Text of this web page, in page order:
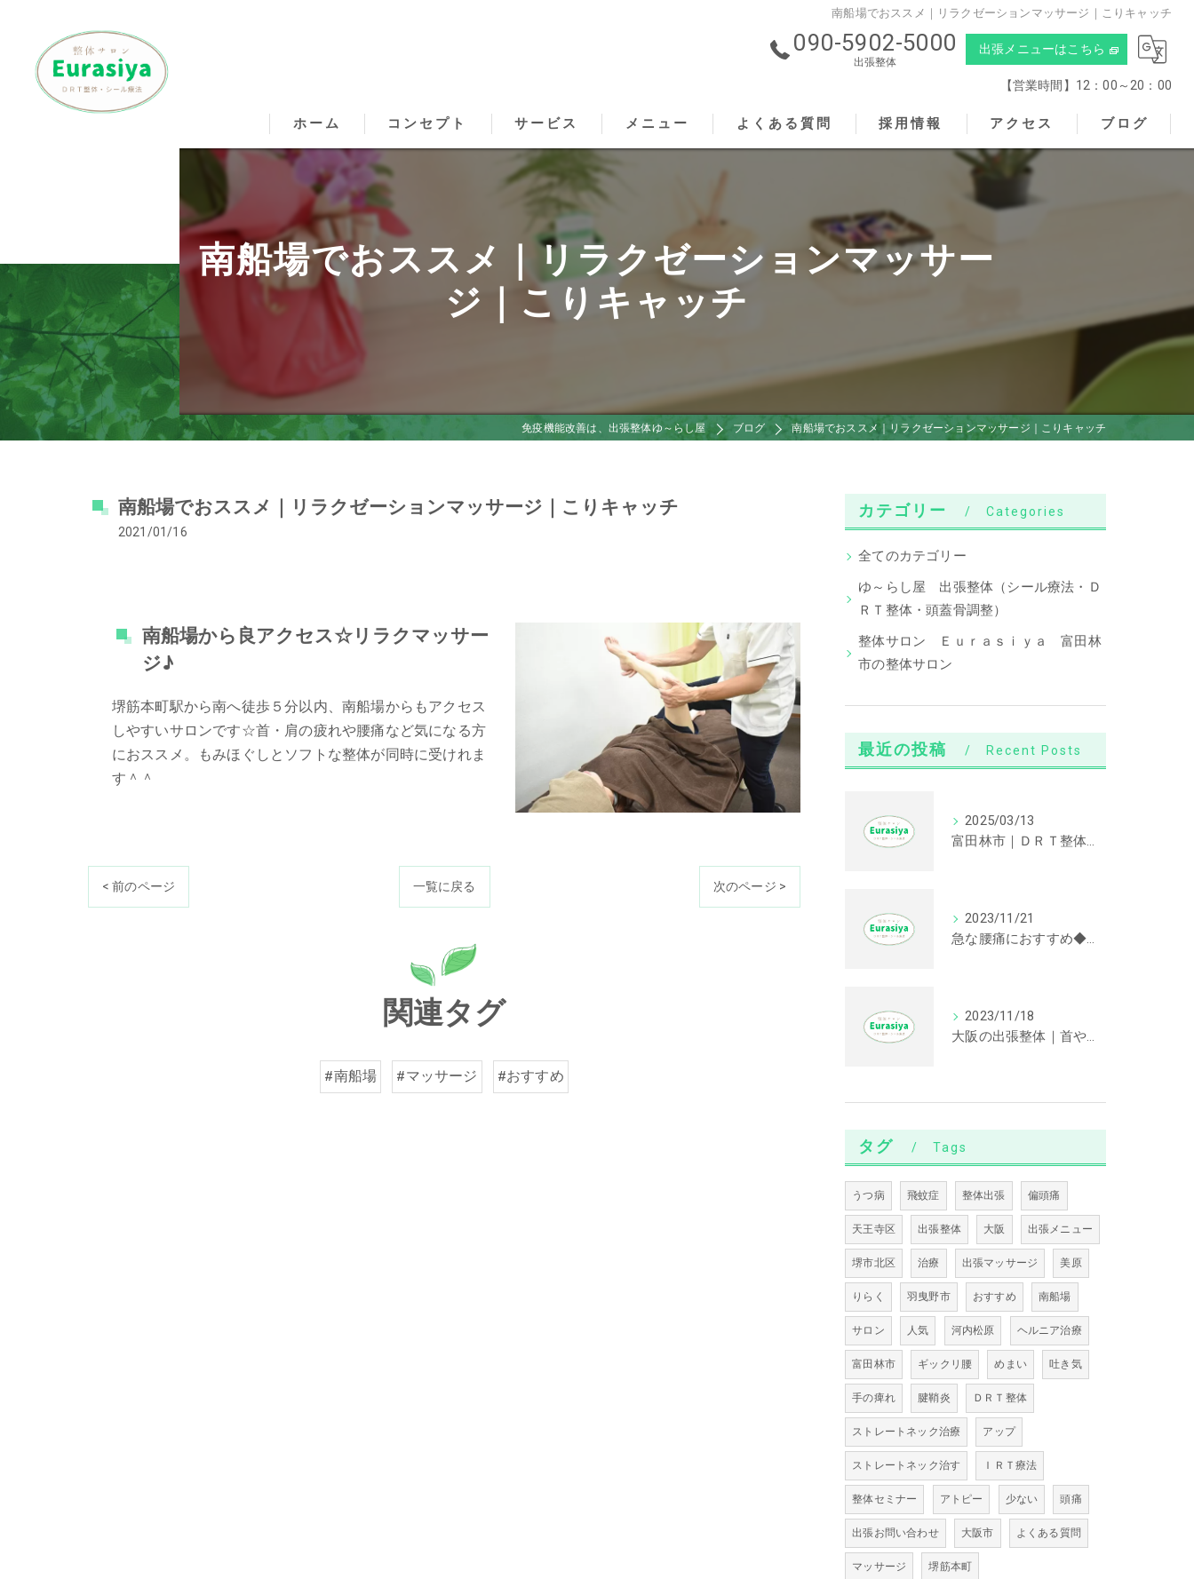
南船場でおススメ｜リラクゼーションマッサージ｜こりキャッチ
090-5902-5000
出張整体
出張メニューはこちら
【営業時間】12：00～20：00
ホーム コンセプト
松原のもみほぐし･こりキャッチの口コミ情報
松原のもみほぐし･こりキャッチの評判
松原のもみほぐし･こりキャッチのお客様の声
サービス メニュー よくある質問 採用情報 アクセス
こりキャッチ
ブログ
南船場でおススメ｜リラクゼーションマッサー
ジ｜こりキャッチ
免疫機能改善は、出張整体ゆ～らし屋 ブログ 南船場でおススメ｜リラクゼーションマッサージ｜こりキャッチ
南船場でおススメ｜リラクゼーションマッサージ｜こりキャッチ
2021/01/16
南船場から良アクセス☆リラクマッサー
ジ♪
堺筋本町駅から南へ徒歩５分以内、南船場からもアクセス
しやすいサロンです☆首・肩の疲れや腰痛など気になる方
におススメ。もみほぐしとソフトな整体が同時に受けれま
す＾＾
< 前のページ 一覧に戻る 次のページ >
関連タグ
#南船場 #マッサージ #おすすめ
カテゴリー Categories
全てのカテゴリー
ゆ～らし屋 出張整体（シール療法・Ｄ
ＲＴ整体・頭蓋骨調整）
整体サロン Ｅｕｒａｓｉｙａ 富田林
市の整体サロン
最近の投稿 Recent Posts
2025/03/13
富田林市｜ＤＲＴ整体｜首や肩の不調に効果が期待できます。
2023/11/21
急な腰痛におすすめ◆大阪の出張整体
2023/11/18
大阪の出張整体｜首や肩が辛い方におすすめの根治療法
タグ Tags
うつ病 飛蚊症 整体出張 偏頭痛
天王寺区 出張整体 大阪 出張メニュー
堺市北区 治療 出張マッサージ 美原
りらく 羽曳野市 おすすめ 南船場
サロン 人気 河内松原 ヘルニア治療
富田林市 ギックリ腰 めまい 吐き気
手の痺れ 腱鞘炎 ＤＲＴ整体
ストレートネック治療 アップ
ストレートネック治す ＩＲＴ療法
整体セミナー アトピー 少ない 頭痛
出張お問い合わせ 大阪市 よくある質問
マッサージ 堺筋本町